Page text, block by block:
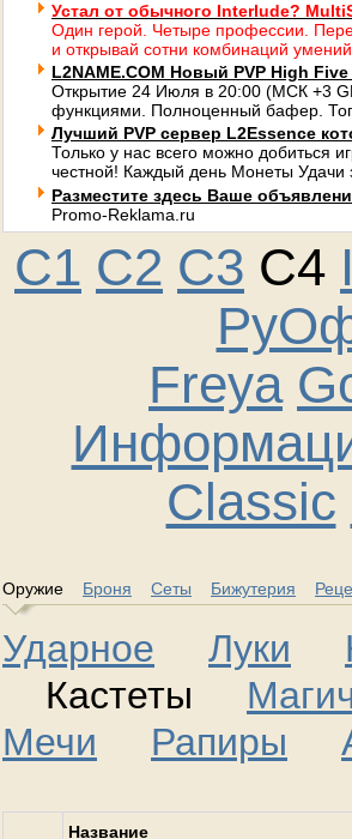
Устал от обычного Interlude?
Один герой. Четыре профессии.
и открывай сотни комбинаций умений.
L2NAME.COM Новый PVP High
Открытие 24 Июля в 20:00 (МСК +3
функциями. Полноценный бафер.
Лучший PVP сервер L2Essence
Только у нас всего можно добиться
честной! Каждый день Монеты Удачи
Разместите здесь Ваше
Promo-Reklama.ru
C1 C2 C3 C4
Freya
Classic
Оружие Броня Сеты Бижутерия
Ударное Луки
Кастеты
Мечи
Рапиры
Название